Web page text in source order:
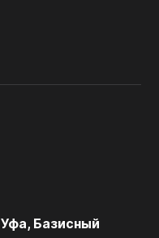
Базисный